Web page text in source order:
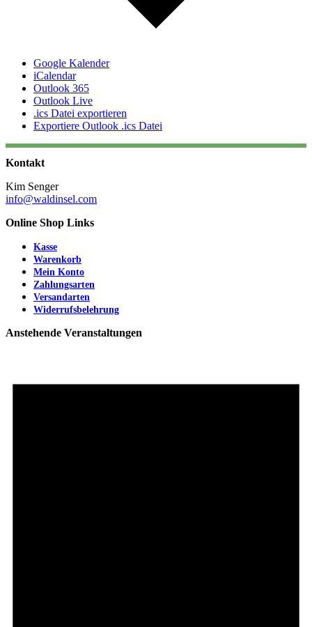
Google Kalender
iCalendar
Outlook 365
Outlook Live
.ics Datei exportieren
Exportiere Outlook .ics Datei
Kontakt
Kim Senger
info@waldinsel.com
Online Shop Links
Kasse
Warenkorb
Mein Konto
Zahlungsarten
Versandarten
Widerrufsbelehrung
Anstehende Veranstaltungen